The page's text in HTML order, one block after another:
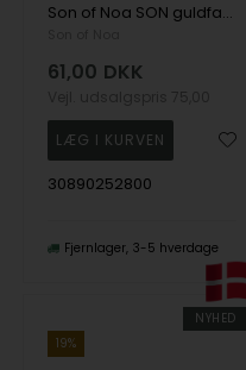
Son of Noa SON guldfarvet stål ørestik 5mm
61,00 DKK
30890252800
Fjernlager 3-5 hverdage
NYHED
19%